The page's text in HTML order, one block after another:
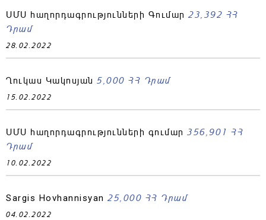
ՍՄՍ հաղորդագրությունների Գումար 23,392 ՀՀ
Դրամ
28.02.2022
Ղուկաս Կակոսյան 5,000 ՀՀ Դրամ
15.02.2022
ՍՄՍ հաղորդագրությունների գումար 356,901 ՀՀ
Դրամ
10.02.2022
Sargis Hovhannisyan 25,000 ՀՀ Դրամ
04.02.2022